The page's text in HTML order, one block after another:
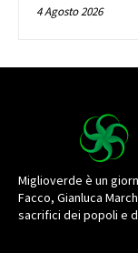
4 Agosto 2026
Miglioverde è un
Facco, Gianluca
sacrifici dei popoli e